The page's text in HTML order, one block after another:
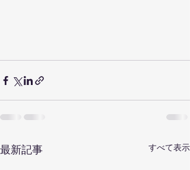
最新記事 すべて表示